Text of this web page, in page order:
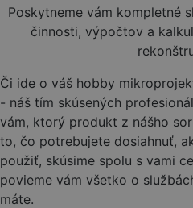
Poskytneme vám kompletné
činnosti, výpočtov a
Či ide o váš hobby
- náš tím skúsených
vám, ktorý produkt z nášho
to, čo potrebujete dosiahnuť,
použiť, skúsime spolu s vami
povieme vám všetko o
máte.